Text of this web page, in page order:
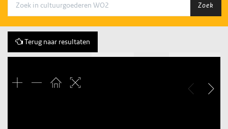
Zoek
Terug naar resultaten